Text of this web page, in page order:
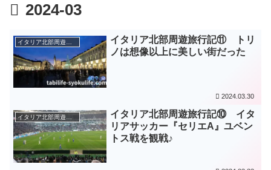
2024-03
イタリア北部周遊旅（2018年～2019年）
イタリア北部周遊旅行記⑪ トリ
ノは想像以上に美しい街だった
2024.03.30
イタリア北部周遊旅（2018年～2019年）
イタリア北部周遊旅行記⑩ イタ
リアサッカー『セリエA』ユベン
トス戦を観戦♪